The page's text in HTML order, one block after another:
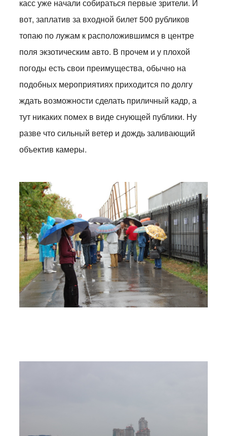
касс уже начали собираться первые зрители. И
вот, заплатив за входной билет 500 рубликов
топаю по лужам к расположившимся в центре
поля экзотическим авто. В прочем и у плохой
погоды есть свои преимущества, обычно на
подобных мероприятиях приходится по долгу
ждать возможности сделать приличный кадр, а
тут никаких помех в виде снующей публики. Ну
разве что сильный ветер и дождь заливающий
объектив камеры.